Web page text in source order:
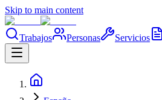
Skip to main content
Trabajos Personas Servicios